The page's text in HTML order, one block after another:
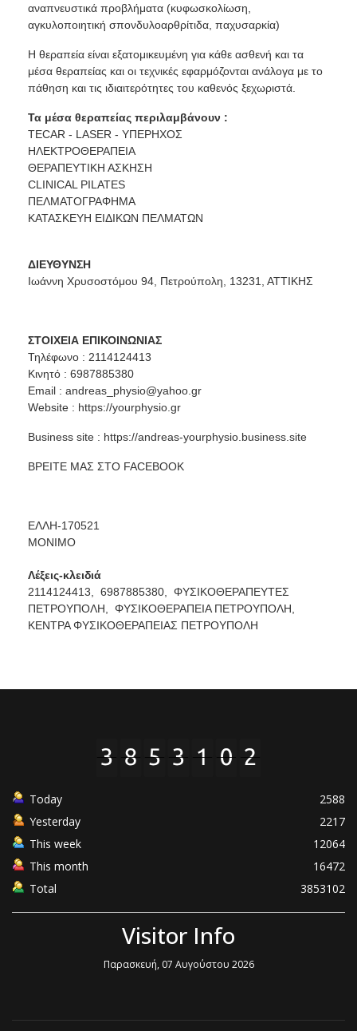
αναπνευστικά προβλήματα (κυφωσκολίωση,
αγκυλοποιητική σπονδυλοαρθρίτιδα, παχυσαρκία)
Η θεραπεία είναι εξατομικευμένη για κάθε ασθενή και τα
μέσα θεραπείας και οι τεχνικές εφαρμόζονται ανάλογα με το
πάθηση και τις ιδιαιτερότητες του καθενός ξεχωριστά.
Τα μέσα θεραπείας περιλαμβάνουν :
TECAR - LASER - ΥΠΕΡΗΧΟΣ
ΗΛΕΚΤΡΟΘΕΡΑΠΕΙΑ
ΘΕΡΑΠΕΥΤΙΚΗ ΑΣΚΗΣΗ
CLINICAL PILATES
ΠΕΛΜΑΤΟΓΡΑΦΗΜΑ
ΚΑΤΑΣΚΕΥΗ ΕΙΔΙΚΩΝ ΠΕΛΜΑΤΩΝ
ΔΙΕΥΘΥΝΣΗ
Ιωάννη Χρυσοστόμου 94, Πετρούπολη, 13231, ΑΤΤΙΚΗΣ
ΣΤΟΙΧΕΙΑ ΕΠΙΚΟΙΝΩΝΙΑΣ
Τηλέφωνο : 2114124413
Κινητό : 6987885380
Email : andreas_physio@yahoo.gr
Website : https://yourphysio.gr
Business site : https://andreas-yourphysio.business.site
ΒΡΕΙΤΕ ΜΑΣ ΣΤΟ FACEBOOK
ΕΛΛΗ-170521
ΜΟΝΙΜΟ
Λέξεις-κλειδιά
2114124413,
6987885380,
ΦΥΣΙΚΟΘΕΡΑΠΕΥΤΕΣ
ΠΕΤΡΟΥΠΟΛΗ,
ΦΥΣΙΚΟΘΕΡΑΠΕΙΑ ΠΕΤΡΟΥΠΟΛΗ,
ΚΕΝΤΡΑ ΦΥΣΙΚΟΘΕΡΑΠΕΙΑΣ ΠΕΤΡΟΥΠΟΛΗ
Today
2588
Yesterday
2217
This week
12064
This month
16472
Total
3853102
Visitor Info
Παρασκευή, 07 Αυγούστου 2026